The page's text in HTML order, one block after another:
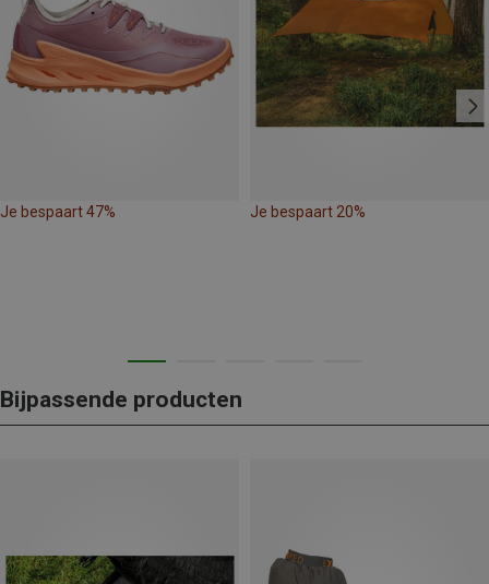
Je bespaart 47% Je bespaart 20%
Bijpassende producten